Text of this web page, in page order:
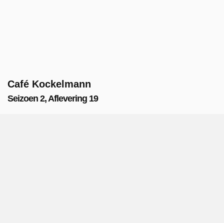
Café Kockelmann
Seizoen 2, Aflevering 19